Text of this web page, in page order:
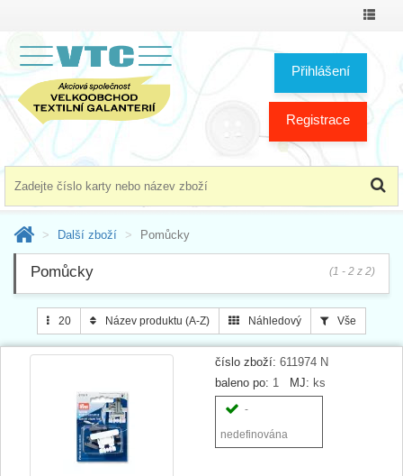
Přihlášení
Registrace
Další zboží Pomůcky
Pomůcky (1 - 2 z 2)
20 Název produktu (A-Z) Náhledový Vše
číslo zboží: 611974 N
baleno po: 1 MJ: ks
-
nedefinována